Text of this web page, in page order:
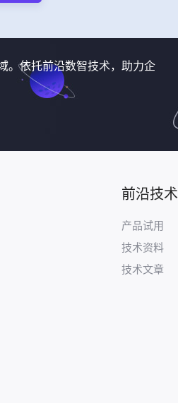
。依托前沿数智技术，助力企
前沿技术
产品试用
技术资料
技术文章